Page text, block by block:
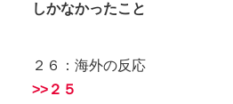
しかなかったこと
２６：海外の反応
>>２５